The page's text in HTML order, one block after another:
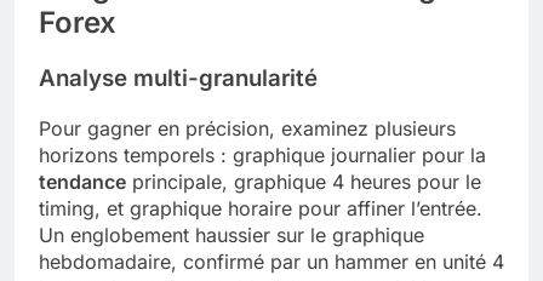
Forex
Analyse multi-granularité
Pour gagner en précision, examinez plusieurs
horizons temporels : graphique journalier pour la
tendance principale, graphique 4 heures pour le
timing, et graphique horaire pour affiner l’entrée.
Un englobement haussier sur le graphique
hebdomadaire, confirmé par un hammer en unité 4